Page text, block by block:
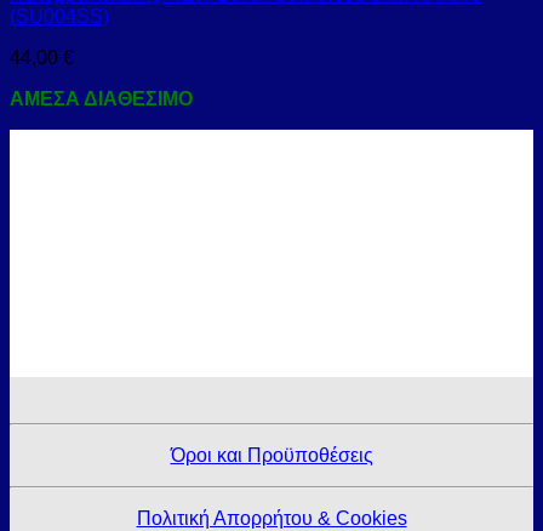
(SU004SS)
44,00 €
ΑΜΕΣΑ ΔΙΑΘΕΣΙΜΟ
Όροι και Προϋποθέσεις
Πολιτική Απορρήτου & Cookies